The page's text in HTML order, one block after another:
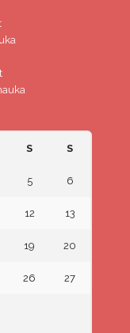
S S
5 6
12 13
19 20
26 27